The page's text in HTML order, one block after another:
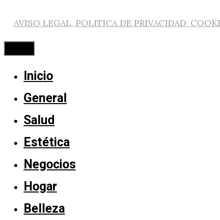
AVISO LEGAL, POLITICA DE PRIVACIDAD,
Cerrar
Inicio
General
Salud
Estética
Negocios
Hogar
Belleza